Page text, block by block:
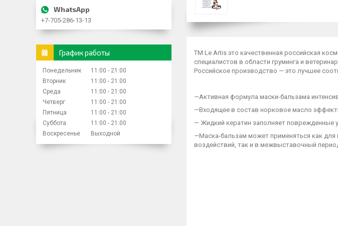
ТМ Le Artis это качественная российская
специалистов в области груминга и
Российское производство — это лучшее
—Активная формула маски-бальзама
—Входящее в состав норковое масло
— Жидкий кератин заполняет поврежденные
—Маска-бальзам может применяться как
воздействий, так и в межвыставочный
+7-705-286-13-13
График работы
Понедельник 11:00
21:00
Вторник
11:00
21:00
Среда
11:00
21:00
Четверг
11:00
21:00
Пятница
11:00
21:00
Суббота
11:00
21:00
Воскресенье
Выходной